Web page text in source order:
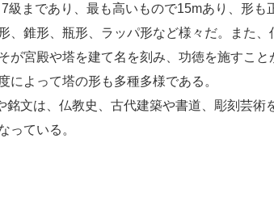
まであり、最も高いもので15mあり、形も
、錐形、瓶形、ラッパ形など様々だ。また、
が宮殿や塔を建て名を刻み、功徳を施すこと
によって塔の形も多種多様である。
文は、仏教史、古代建築や書道、彫刻芸術
っている。